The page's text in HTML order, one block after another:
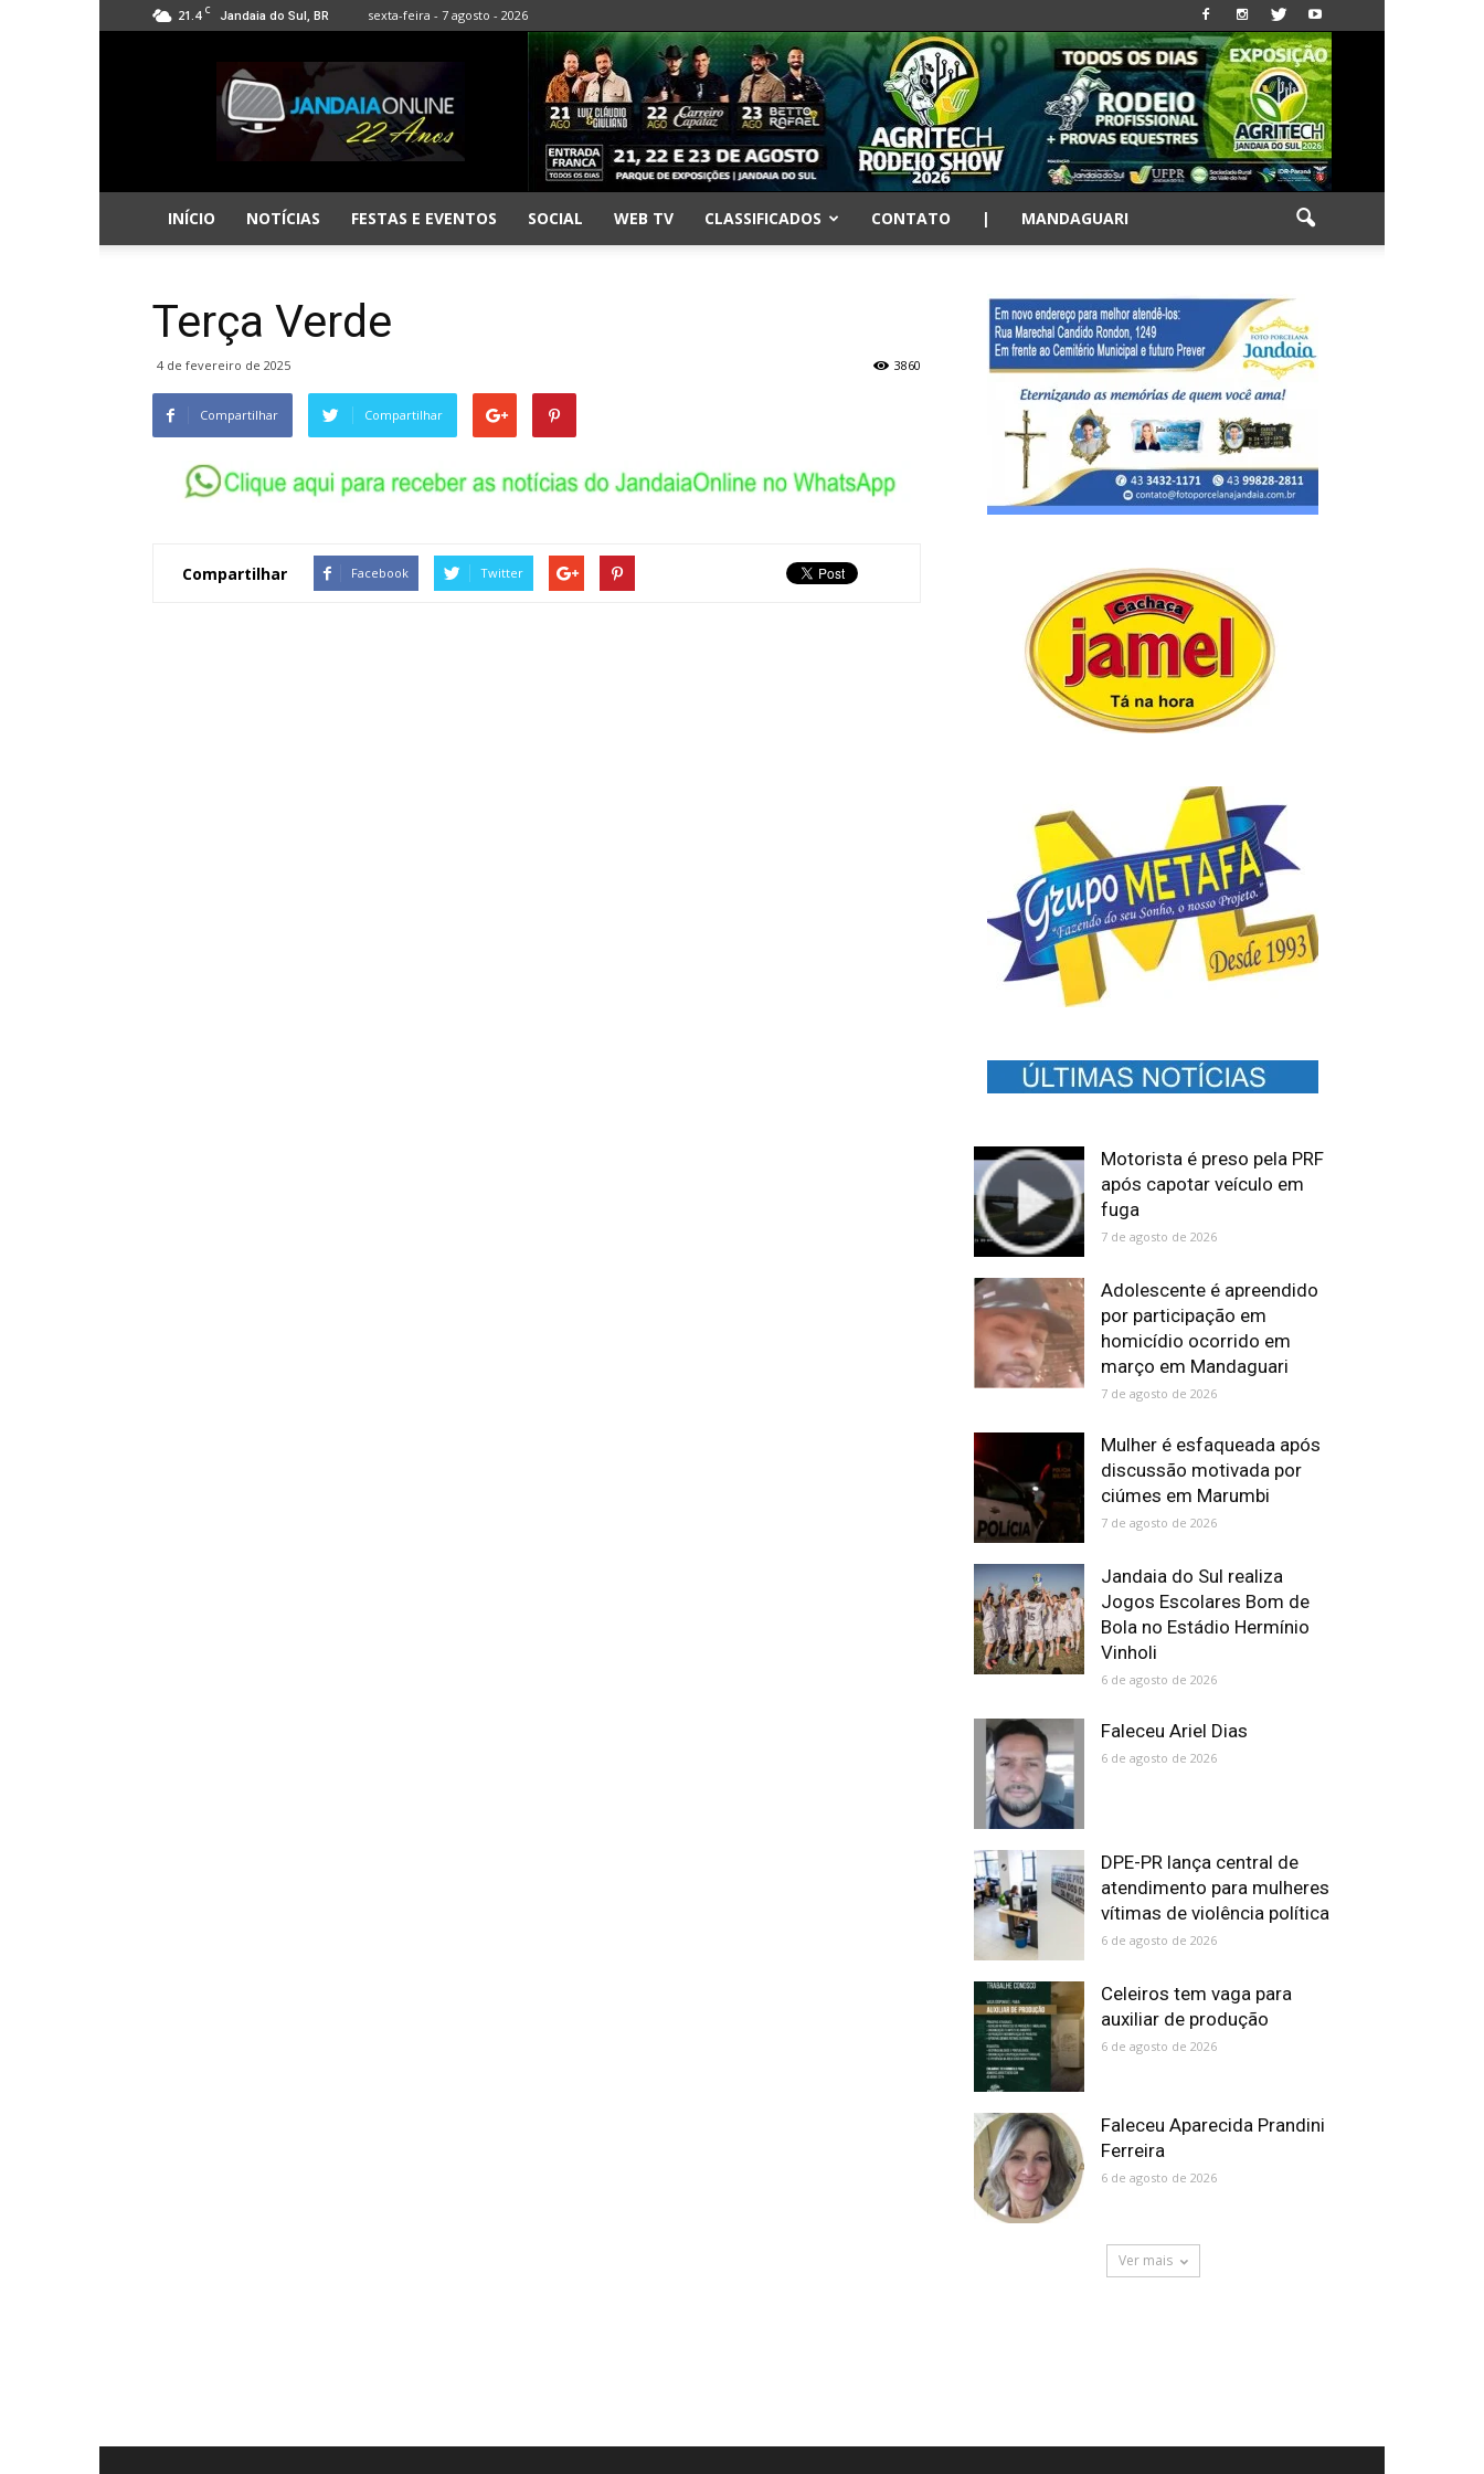
21.4 C Jandaia do Sul, BR sexta-feira - 7 agosto - 2026
Jandaia
Online
INÍCIO NOTÍCIAS FESTAS E EVENTOS SOCIAL WEB TV CLASSIFICADOS CONTATO | MANDAGUARI
Terça Verde
4 de fevereiro de 2025 3860
Compartilhar Compartilhar
Compartilhar Facebook Twitter
Motorista é preso pela PRF
após capotar veículo em
fuga
7 de agosto de 2026
Adolescente é apreendido
por participação em
homicídio ocorrido em
março em Mandaguari
7 de agosto de 2026
Mulher é esfaqueada após
discussão motivada por
ciúmes em Marumbi
7 de agosto de 2026
Jandaia do Sul realiza
Jogos Escolares Bom de
Bola no Estádio Hermínio
Vinholi
6 de agosto de 2026
Faleceu Ariel Dias
6 de agosto de 2026
DPE-PR lança central de
atendimento para mulheres
vítimas de violência política
6 de agosto de 2026
Celeiros tem vaga para
auxiliar de produção
6 de agosto de 2026
Faleceu Aparecida Prandini
Ferreira
6 de agosto de 2026
Ver mais